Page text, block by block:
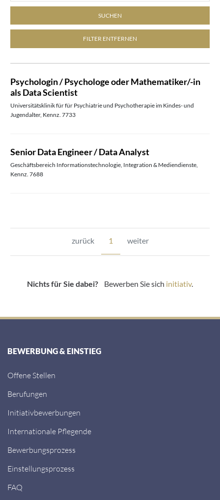
SUCHEN
FILTER ENTFERNEN
Psychologin / Psychologe oder Mathematiker/-in
als Data Scientist
Universitätsklinik für für Psychiatrie und Psychotherapie im Kindes- und
Jugendalter, Kennz. 7733
Senior Data Engineer / Data Analyst
Geschäftsbereich Informationstechnologie, Integration & Mediendienste,
Kennz. 7688
zurück 1 weiter
Nichts für Sie dabei? Bewerben Sie sich initiativ.
BEWERBUNG & EINSTIEG
Offene Stellen
Berufungen
Initiativbewerbungen
Internationale Pflegende
Bewerbungsprozess
Einstellungsprozess
FAQ